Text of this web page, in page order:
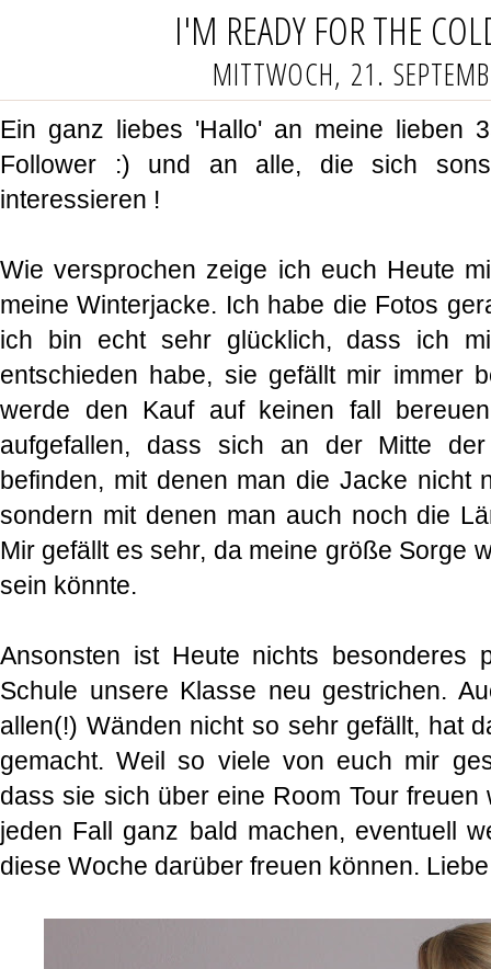
I'M READY FOR THE
MITTWOCH, 21.
Ein ganz liebes 'Hallo' an meine lieben
Follower :) und an alle, die sich
interessieren !
Wie versprochen zeige ich euch Heute
meine Winterjacke. Ich habe die Fotos
ich bin echt sehr glücklich, dass ich
entschieden habe, sie gefällt mir immer
werde den Kauf auf keinen fall
aufgefallen, dass sich an der Mitte
befinden, mit denen man die Jacke nicht
sondern mit denen man auch noch die
Mir gefällt es sehr, da meine größe Sorge
sein könnte.
Ansonsten ist Heute nichts besonderes
Schule unsere Klasse neu gestrichen.
allen(!) Wänden nicht so sehr gefällt, hat
gemacht. Weil so viele von euch mir
dass sie sich über eine Room Tour
jeden Fall ganz bald machen, eventuell
diese Woche darüber freuen können.